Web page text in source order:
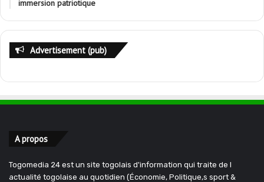
immersion patriotique
Advertisement (pub)
A propos
Togomedia 24 est un site togolais d'information qui traite de l
actualité togolaise au quotidien (Économie, Politique,s sport &